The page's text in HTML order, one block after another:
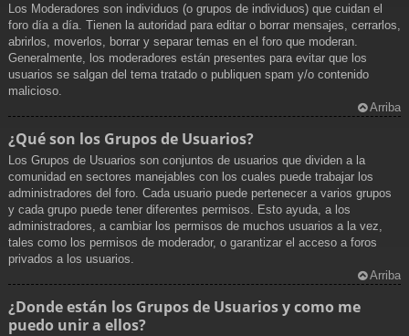
Los Moderadores son individuos (o grupos de individuos) que cuidan el
foro día a día. Tienen la autoridad para editar o borrar mensajes, cerrarlos,
abrirlos, moverlos, borrar y separar temas en el foro que moderan.
Generalmente, los moderadores están presentes para evitar que los
usuarios se salgan del tema tratado o publiquen spam y/o contenido
malicioso.
Arriba
¿Qué son los Grupos de Usuarios?
Los Grupos de Usuarios son conjuntos de usuarios que dividen a la
comunidad en sectores manejables con los cuales puede trabajar los
administradores del foro. Cada usuario puede pertenecer a varios grupos
y cada grupo puede tener diferentes permisos. Esto ayuda, a los
administradores, a cambiar los permisos de muchos usuarios a la vez,
tales como los permisos de moderador, o garantizar el acceso a foros
privados a los usuarios.
Arriba
¿Donde están los Grupos de Usuarios y como me
puedo unir a ellos?